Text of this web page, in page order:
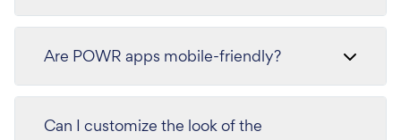
Are POWR apps mobile-friendly?
Can I customize the look of the